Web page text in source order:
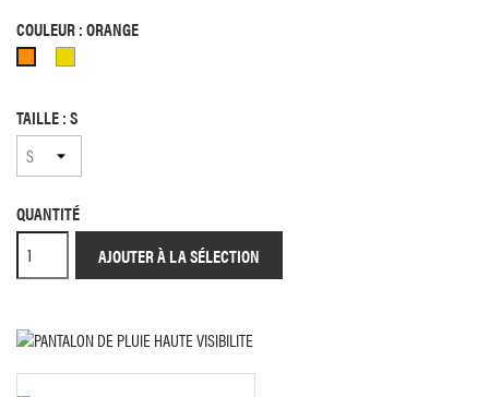
COULEUR : ORANGE
TAILLE : S
QUANTITÉ
AJOUTER À LA SÉLECTION